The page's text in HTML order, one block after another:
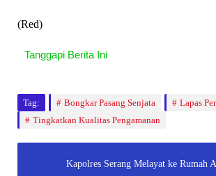
(Red)
Tanggapi Berita Ini
Tag: Bongkar Pasang Senjata Lapas
Tingkatkan Kualitas Pengamanan
Kapolres Serang Melayat ke Rumah